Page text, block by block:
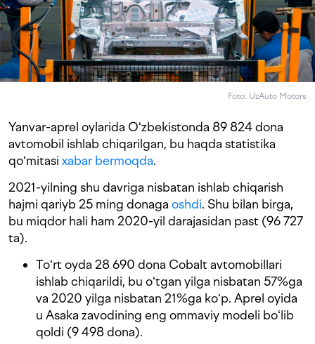
Foto: UzAuto Motors
Yanvar-aprel oylarida Oʻzbekistonda 89 824 dona
avtomobil ishlab chiqarilgan, bu haqda statistika
qoʻmitasi xabar bermoqda.
2021-yilning shu davriga nisbatan ishlab chiqarish
hajmi qariyb 25 ming donaga oshdi. Shu bilan birga,
bu miqdor hali ham 2020-yil darajasidan past (96 727
ta).
Toʻrt oyda 28 690 dona Cobalt avtomobillari
ishlab chiqarildi, bu oʻtgan yilga nisbatan 57%ga
va 2020 yilga nisbatan 21%ga koʻp. Aprel oyida
u Asaka zavodining eng ommaviy modeli boʻlib
qoldi (9 498 dona).